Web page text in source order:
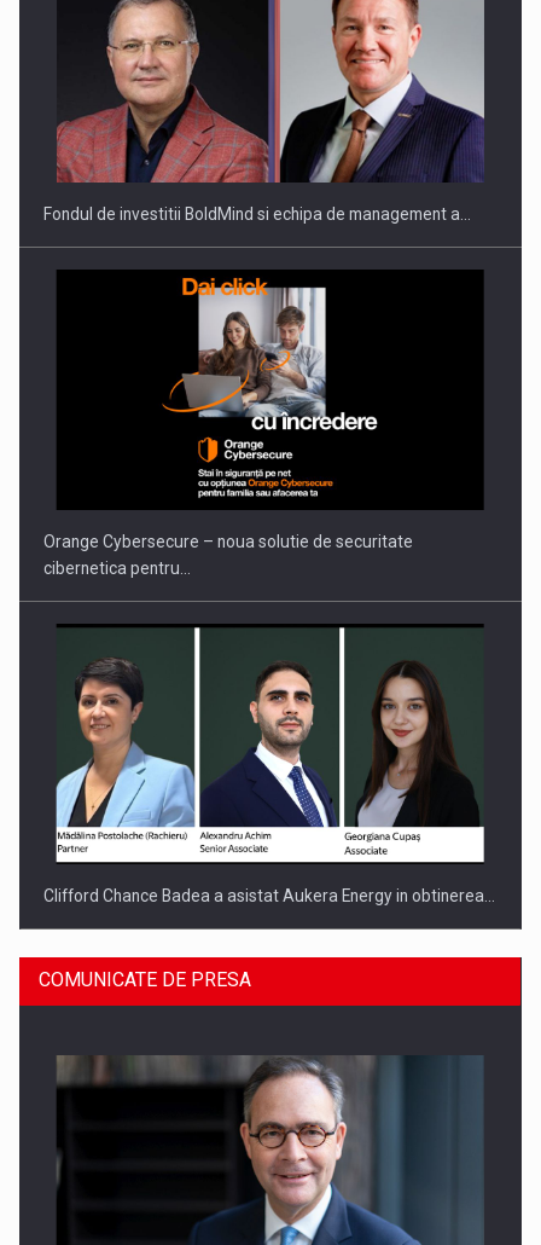
ROOTED IN ROMANIA, BUILT TO DELIVER TECHNOLOGY FOR
THE…
PUTTING ROMANIAN CORPORATE COMPANIES ON THE
INTERNATIONAL BUSINESS SCENE
Fondul de investitii BoldMind si echipa de management a…
Orange Cybersecure – noua solutie de securitate
cibernetica pentru…
Clifford Chance Badea a asistat Aukera Energy in obtinerea…
SAPTE PERSONALITATI DIN MEDIUL DE AFACERI, ACADEMIC
COMUNICATE DE PRESA